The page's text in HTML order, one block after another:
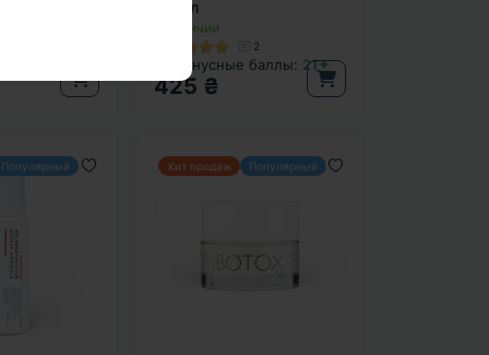
30 мл
В наличии
2
Бонусные баллы: 21✦
425 ₴
Популярный Хит продаж Популярный